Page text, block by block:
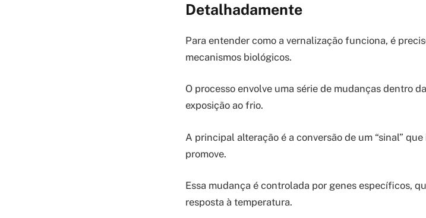
Detalhadamente
Para entender como a vernalização funciona, é
mecanismos biológicos.
O processo envolve uma série de mudanças dentro
exposição ao frio.
A principal alteração é a conversão de um “sinal”
promove.
Essa mudança é controlada por genes específicos,
resposta à temperatura.